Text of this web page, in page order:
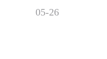
05-26